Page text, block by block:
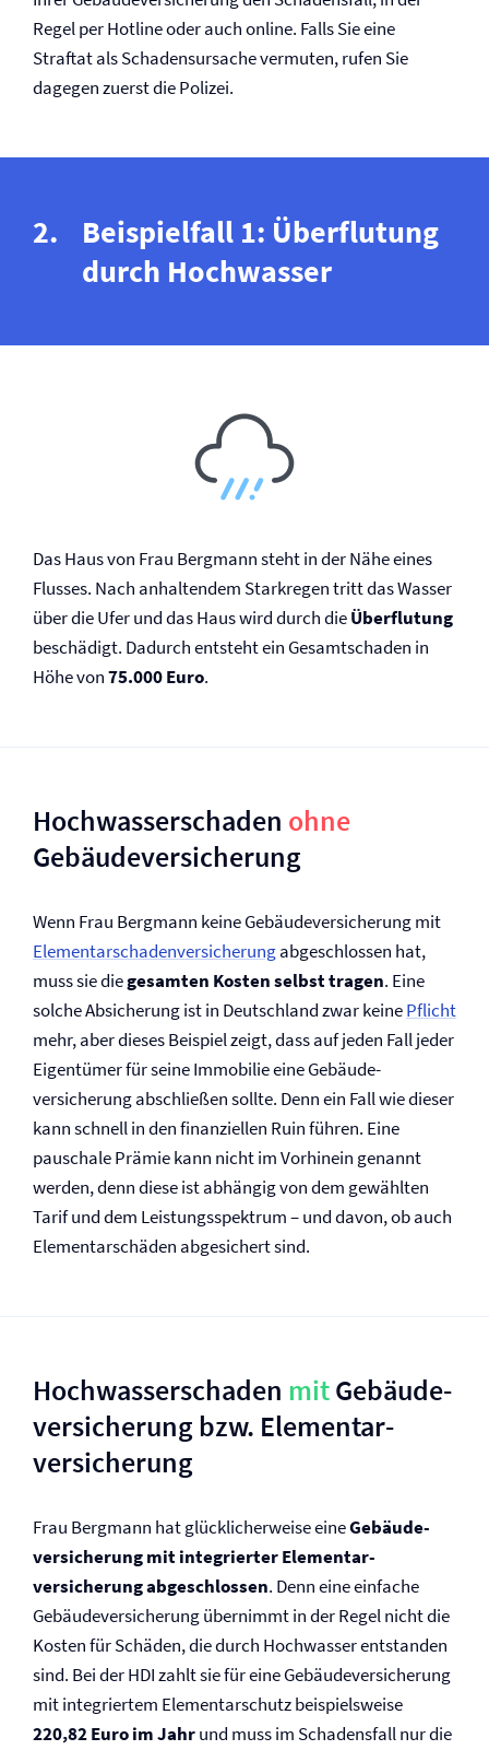
Regel per Hotline oder auch online. Falls Sie eine
Straftat als Schadensursache vermuten, rufen Sie
dagegen zuerst die Polizei.
Beispielfall 1: Überflutung
durch Hochwasser
Das Haus von Frau Bergmann steht in der Nähe eines
Flusses. Nach anhaltendem Starkregen tritt das Wasser
über die Ufer und das Haus wird durch dieÜberflutung
beschädigt. Dadurch entsteht ein Gesamtschaden in
Höhe von75.000 Euro.
Hochwasserschaden ohne
Gebäude­versicherung
Wenn Frau Bergmann keine Gebäude­versicherung mit
Elementarschaden­versicherungabgeschlossen hat,
muss sie diegesamten Kosten selbst tragen. Eine
solche Absicherung ist in Deutschland zwar keinePflicht
mehr, aber dieses Beispiel zeigt, dass auf jeden Fall jeder
Eigentümer für seine Immobilie eine Gebäude­
versicherung abschließen sollte. Denn ein Fall wie dieser
kann schnell in den finanziellen Ruin führen. Eine
pauschale Prämie kann nicht im Vorhinein genannt
werden, denn diese ist abhängig von dem gewählten
Tarif und dem Leistungsspektrum – und davon, ob auch
Elementarschäden abgesichert sind.
Hochwasserschaden mitGebäude­
versicherung bzw. Elementar­
versicherung
Frau Bergmann hat glücklicherweise eineGebäude­
versicherung mit integrierter Elementar­
versicherung abgeschlossen. Denn eine einfache
Gebäude­versicherung übernimmt in der Regel nicht die
Kosten für Schäden, die durch Hochwasser entstanden
sind. Bei der HDI zahlt sie für eine Gebäude­versicherung
mit integriertem Elementarschutz beispielsweise
220,82 Euro im Jahrund muss im Schadensfall nur die